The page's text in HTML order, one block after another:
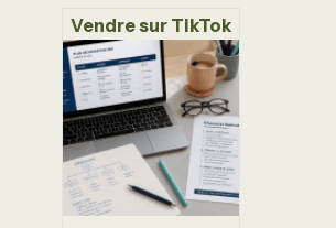
Vendre sur TikTok
Shop : 5% de
commission et 3
étapes pour
lancer sa
boutique